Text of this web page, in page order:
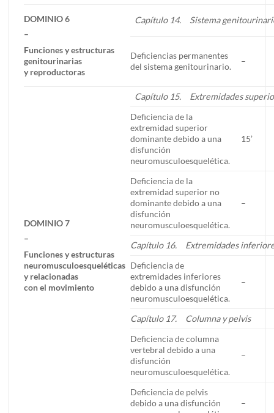
DOMINIO 6
–
Funciones y estructuras
genitourinarias
y reproductoras
Capítulo 14. Sistema
Deficiencias permanentes
del sistema genitourinario.
–
DOMINIO 7
–
Funciones y estructuras
neuromusculoesqueléticas
y relacionadas
con el movimiento
Capítulo 15. Extremidades
Deficiencia de la
extremidad superior
dominante debido a una
disfunción
neuromusculoesquelética.
15’
Deficiencia de la
extremidad superior no
dominante debido a una
disfunción
neuromusculoesquelética.
–
Capítulo 16. Extremidades
Deficiencia de
extremidades inferiores
debido a una disfunción
neuromusculoesquelética.
–
Capítulo 17. Columna y pelvis
Deficiencia de columna
vertebral debido a una
disfunción
neuromusculoesquelética.
–
Deficiencia de pelvis
debido a una disfunción
–